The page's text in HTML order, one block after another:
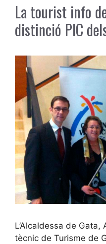
La tourist info
distinció PIC
L’Alcaldessa de Gata,
tècnic de Turisme de